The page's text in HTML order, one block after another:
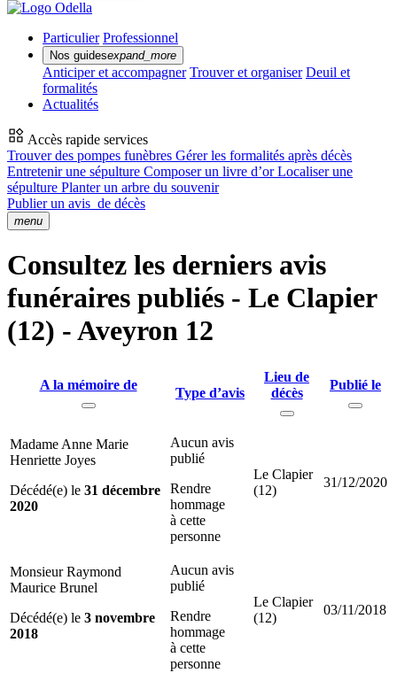
Particulier Professionnel
Nos guidesexpand_more
Anticiper et accompagner Trouver et organiser Deuil et
formalités
Actualités
Accès rapide services
Trouver des pompes funèbres Gérer les formalités après décès
Entretenir une sépulture Composer un livre d’orLocaliser une
sépulture Planter un arbre du souvenir
Publier un avis de décès
menu
Consultez les derniers avis
funéraires publiés - Le Clapier
(12) - Aveyron 12
A la mémoire de
Type d’avis
Lieu de
décès
Publié le
Madame Anne Marie
Henriette Joyes
Décédé(e) le 31 décembre
2020
Aucun avis
publié
Rendre
hommage
à cette
personne
Le Clapier
(12)
31/12/2020
Monsieur Raymond
Maurice Brunel
Décédé(e) le 3 novembre
2018
Aucun avis
publié
Rendre
hommage
à cette
personne
Le Clapier
(12)
03/11/2018